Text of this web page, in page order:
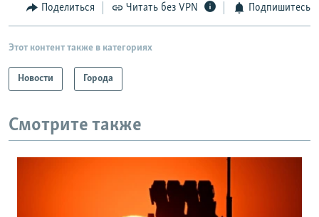
Поделиться Читать без VPN Подпишитесь
Этот контент также в категориях
Новости Города
Смотрите также